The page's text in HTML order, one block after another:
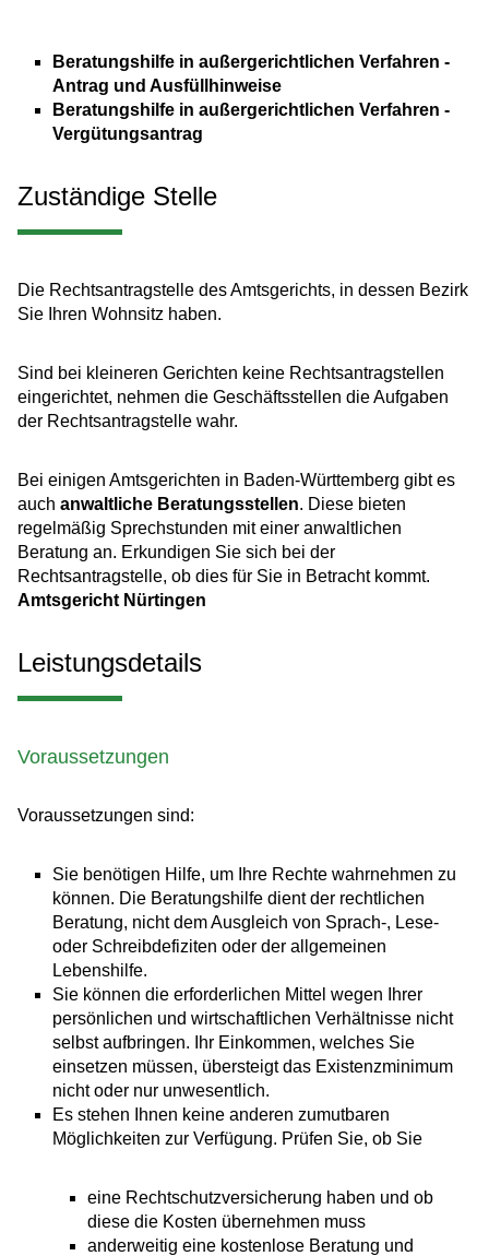
Beratungshilfe in außergerichtlichen Verfahren -
Antrag und Ausfüllhinweise
Beratungshilfe in außergerichtlichen Verfahren -
Vergütungsantrag
Zuständige Stelle
Die Rechtsantragstelle des Amtsgerichts, in dessen Bezirk
Sie Ihren Wohnsitz haben.
Sind bei kleineren Gerichten keine Rechtsantragstellen
eingerichtet, nehmen die Geschäftsstellen die Aufgaben
der Rechtsantragstelle wahr.
Bei einigen Amtsgerichten in Baden-Württemberg gibt es
auch anwaltliche Beratungsstellen. Diese bieten
regelmäßig Sprechstunden mit einer anwaltlichen
Beratung an. Erkundigen Sie sich bei der
Rechtsantragstelle, ob dies für Sie in Betracht kommt.
Amtsgericht Nürtingen
Leistungsdetails
Voraussetzungen
Voraussetzungen sind:
Sie benötigen Hilfe, um Ihre Rechte wahrnehmen zu
können. Die Beratungshilfe dient der rechtlichen
Beratung, nicht dem Ausgleich von Sprach-, Lese-
oder Schreibdefiziten oder der allgemeinen
Lebenshilfe.
Sie können die erforderlichen Mittel wegen Ihrer
persönlichen und wirtschaftlichen Verhältnisse nicht
selbst aufbringen. Ihr Einkommen, welches Sie
einsetzen müssen, übersteigt das Existenzminimum
nicht oder nur unwesentlich.
Es stehen Ihnen keine anderen zumutbaren
Möglichkeiten zur Verfügung. Prüfen Sie, ob Sie
eine Rechtschutzversicherung haben und ob
diese die Kosten übernehmen muss
anderweitig eine kostenlose Beratung und